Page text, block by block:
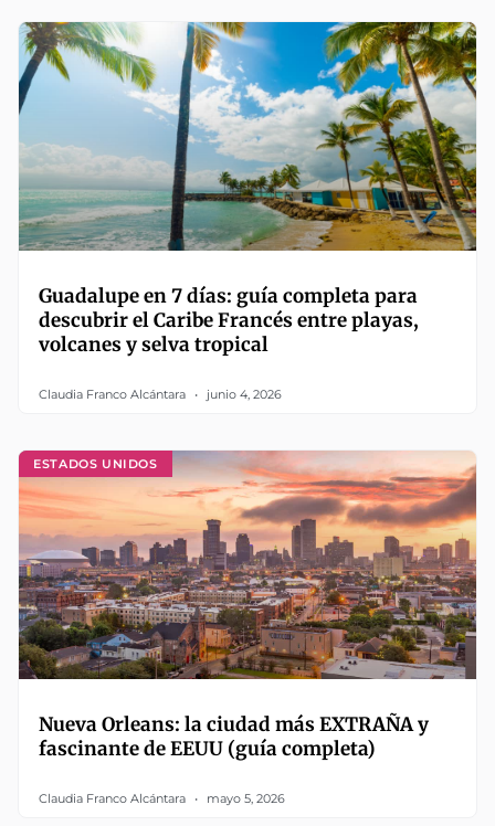
Guadalupe en 7 días: guía completa para
descubrir el Caribe Francés entre playas,
volcanes y selva tropical
Claudia Franco Alcántara junio 4, 2026
ESTADOS UNIDOS
Nueva Orleans: la ciudad más EXTRAÑA y
fascinante de EEUU (guía completa)
Claudia Franco Alcántara mayo 5, 2026